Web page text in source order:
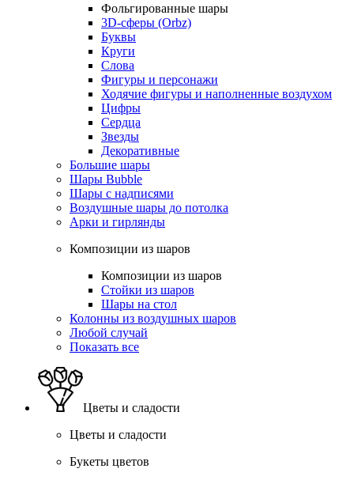
Фольгированные шары
3D-сферы (Orbz)
Буквы
Круги
Слова
Фигуры и персонажи
Ходячие фигуры и наполненные воздухом
Цифры
Сердца
Звезды
Декоративные
Большие шары
Шары Bubble
Шары с надписями
Воздушные шары до потолка
Арки и гирлянды
Композиции из шаров
Композиции из шаров
Стойки из шаров
Шары на стол
Колонны из воздушных шаров
Любой случай
Показать все
Цветы и сладости
Цветы и сладости
Букеты цветов